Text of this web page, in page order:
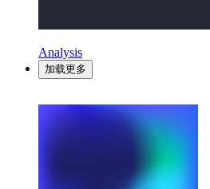
Analysis
加载更多